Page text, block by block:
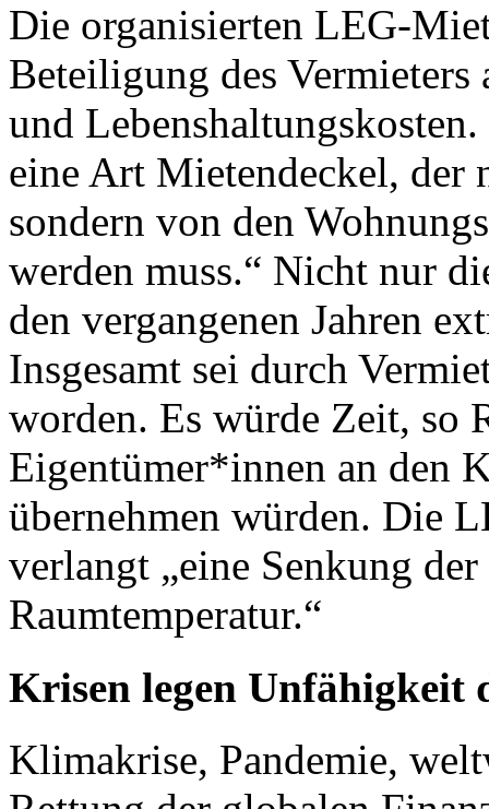
Die organisierten LEG-
Beteiligung des Vermieters
und
eine Art Mietendeckel, der
sondern von den
werden muss.“ Nicht nur
den vergangenen Jahren
Insgesamt sei durch
worden. Es würde Zeit, so
Eigentümer*innen an den
übernehmen würden. Die
verlangt „eine Senkung
Raumtemperatur.“
Krisen legen Unfähigkeit
Klimakrise, Pandemie,